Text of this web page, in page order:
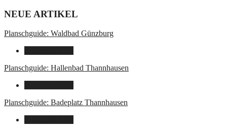
NEUE ARTIKEL
Planschguide: Waldbad Günzburg
Planschguide: Hallenbad Thannhausen
Planschguide: Badeplatz Thannhausen